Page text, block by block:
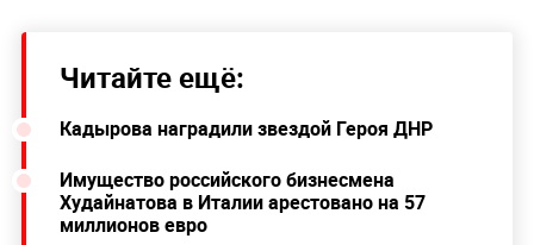
Читайте ещё:
Кадырова наградили звездой Героя ДНР
Имущество российского бизнесмена
Худайнатова в Италии арестовано на 57
миллионов евро